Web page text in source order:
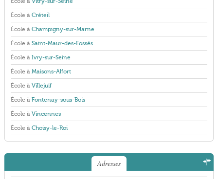
École à Créteil
École à Champigny-sur-Marne
École à Saint-Maur-des-Fossés
École à Ivry-sur-Seine
École à Maisons-Alfort
École à Villejuif
École à Fontenay-sous-Bois
École à Vincennes
École à Choisy-le-Roi
Adresses